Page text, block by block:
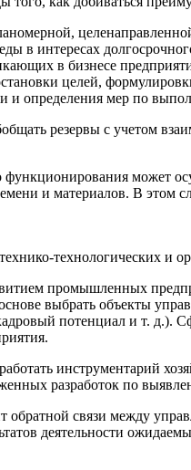
в интересах
в бизнесе
целей,
и определения мер по
резервы с учетом
функционирования может
и материалов. В
технологических и
промышленных
выбрать объекты
потенциал и т. д.).
инструментарий
разработок по
обратной связи между
деятельности